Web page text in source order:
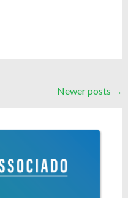
Newer posts →